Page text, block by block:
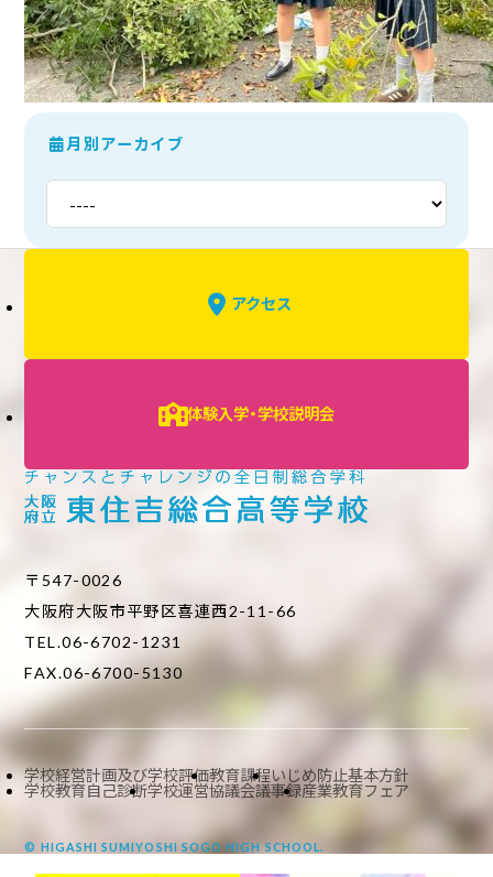
月別アーカイブ
アクセス
体験入学・学校説明会
〒547-0026
大阪府大阪市平野区喜連西2-11-66
TEL.06-6702-1231
FAX.06-6700-5130
学校経営計画及び学校評価教育課程いじめ防止基本方針
学校教育自己診断学校運営協議会議事録産業教育フェア
© HIGASHI SUMIYOSHI SOGO HIGH SCHOOL.